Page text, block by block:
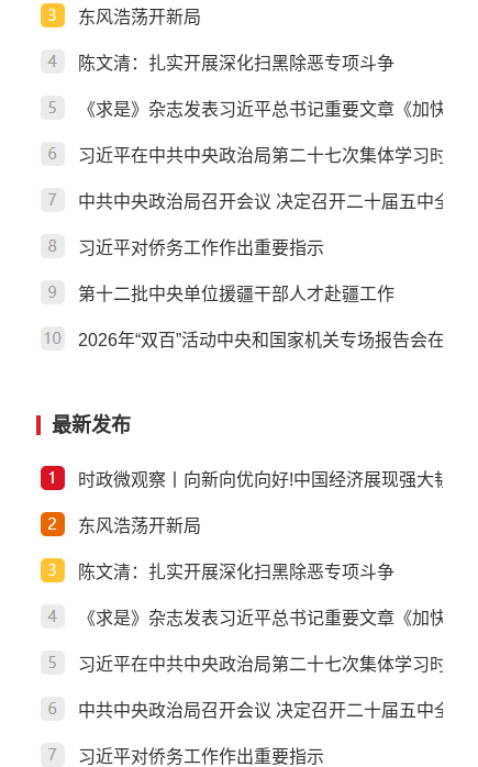
东风浩荡开新局
陈文清：扎实开展深化扫黑除恶专项斗争
《求是》杂志发表习近平总书记重要文章《加快建
习近平在中共中央政治局第二十七次集体学习时强
中共中央政治局召开会议 决定召开二十届五中全
习近平对侨务工作作出重要指示
第十二批中央单位援疆干部人才赴疆工作
2026年“双百”活动中央和国家机关专场报告会在京
最新发布
时政微观察丨向新向优向好!中国经济展现强大韧性
东风浩荡开新局
陈文清：扎实开展深化扫黑除恶专项斗争
《求是》杂志发表习近平总书记重要文章《加快建
习近平在中共中央政治局第二十七次集体学习时强
中共中央政治局召开会议 决定召开二十届五中全
习近平对侨务工作作出重要指示